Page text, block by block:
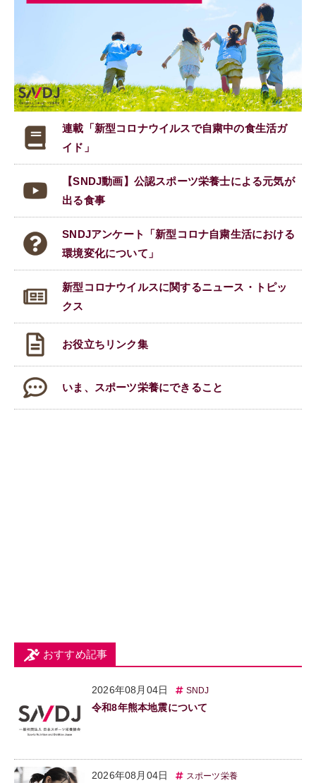
連載「新型コロナウイルスで自粛中の食生活ガ
イド」
【SNDJ動画】公認スポーツ栄養士による元気が
出る食事
SNDJアンケート「新型コロナ自粛生活における
環境変化について」
新型コロナウイルスに関するニュース・トピッ
クス
お役立ちリンク集
いま、スポーツ栄養にできること
おすすめ記事
2026年08月04日 SNDJ
令和8年熊本地震について
2026年08月04日 スポーツ栄養